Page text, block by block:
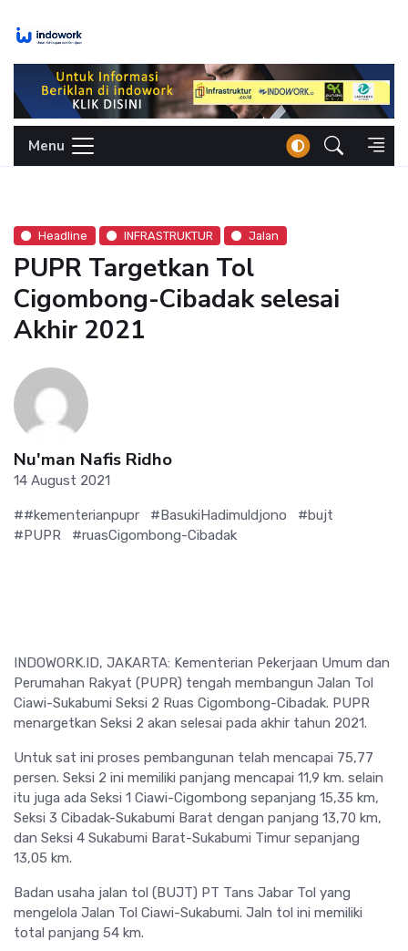
Menu
Headline INFRASTRUKTUR Jalan
PUPR Targetkan Tol
Cigombong-Cibadak selesai
Akhir 2021
Nu'man Nafis Ridho
14 August 2021
##kementerianpupr #BasukiHadimuldjono
#bujt
#PUPR
#ruasCigombong-Cibadak
INDOWORK.ID, JAKARTA: Kementerian Pekerjaan Umum dan
Perumahan Rakyat (PUPR) tengah membangun Jalan Tol
Ciawi-Sukabumi Seksi 2 Ruas Cigombong-Cibadak. PUPR
menargetkan Seksi 2 akan selesai pada akhir tahun 2021.
Untuk sat ini proses pembangunan telah mencapai 75,77
persen. Seksi 2 ini memiliki panjang mencapai 11,9 km. selain
itu juga ada Seksi 1 Ciawi-Cigombong sepanjang 15,35 km,
Seksi 3 Cibadak-Sukabumi Barat dengan panjang 13,70 km,
dan Seksi 4 Sukabumi Barat-Sukabumi Timur sepanjang
13,05 km.
Badan usaha jalan tol (BUJT) PT Tans Jabar Tol yang
mengelola Jalan Tol Ciawi-Sukabumi. Jaln tol ini memiliki
total panjang 54 km.